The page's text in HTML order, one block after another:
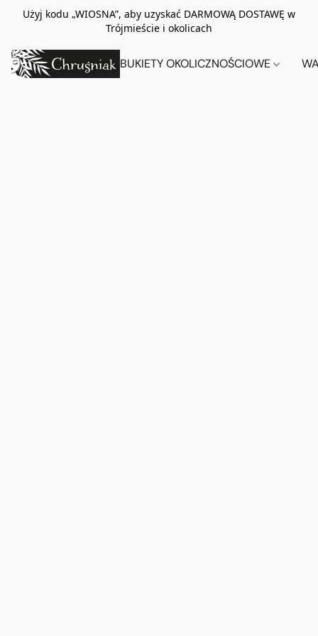
Użyj kodu „WIOSNA”, aby uzyskać DARMOWĄ DOSTAWĘ w
Trójmieście i okolicach
BUKIETY OKOLICZNOŚCIOWE